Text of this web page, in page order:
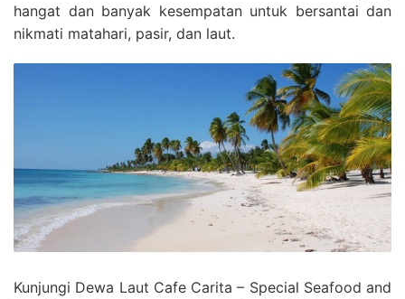
hangat dan banyak kesempatan untuk bersantai dan
nikmati matahari, pasir, dan laut.
Kunjungi Dewa Laut Cafe Carita – Special Seafood and